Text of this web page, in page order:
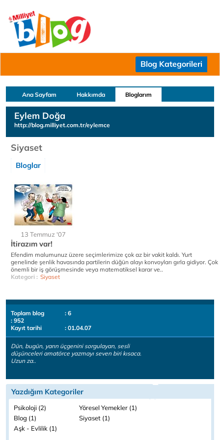
Blog Kategorileri
Ana Sayfam Hakkımda Bloglarım
Eylem Doğa
http://blog.milliyet.com.tr/eylemce
Siyaset
Bloglar
13 Temmuz '07
İtirazım var!
Efendim malumunuz üzere seçimlerimize çok az bir vakit kaldı. Yurt
genelinde şenlik havasında partilerin düğün alayı konvoyları gırla gidiyor. Çok
önemli bir iş görüşmesinde veya matematiksel karar ve..
Kategori : Siyaset
Toplam blog
: 6
: 952
Kayıt tarihi
: 01.04.07
Dün, bugün, yarın üçgenini sorgulayan, sesli
düşünceleri amatörce yazmayı seven biri kısaca.
Uzun za..
Yazdığım Kategoriler
Psikoloji (2)
Yöresel Yemekler (1)
Blog (1)
Siyaset (1)
Aşk - Evlilik (1)